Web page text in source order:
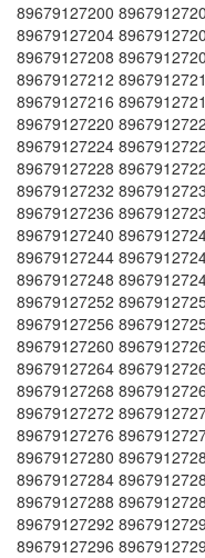
89679127200
89679127204
89679127208
89679127212
89679127216
89679127220
89679127224
89679127228
89679127232
89679127236
89679127240
89679127244
89679127248
89679127252
89679127256
89679127260
89679127264
89679127268
89679127272
89679127276
89679127280
89679127284
89679127288
89679127292
89679127296